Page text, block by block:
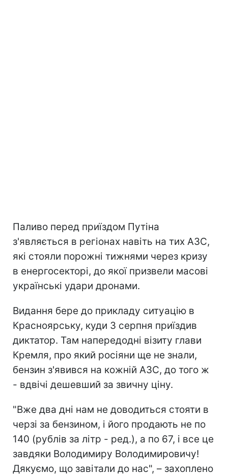
Паливо перед приїздом Путіна
з'являється в регіонах навіть на тих АЗС,
які стояли порожні тижнями через кризу
в енергосекторі, до якої призвели масові
українські удари дронами.
Видання бере до прикладу ситуацію в
Красноярську, куди 3 серпня приїздив
диктатор. Там напередодні візиту глави
Кремля, про який росіяни ще не знали,
бензин з'явився на кожній АЗС, до того ж
- вдвічі дешевший за звичну ціну.
"Вже два дні нам не доводиться стояти в
черзі за бензином, і його продають не по
140 (рублів за літр - ред.), а по 67, і все це
завдяки Володимиру Володимировичу!
Дякуємо, що завітали до нас", – захоплено